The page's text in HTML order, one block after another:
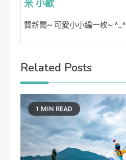
米 小歐
贊新聞~ 可愛小小編一枚~ ^_^
Related Posts
1 MIN READ